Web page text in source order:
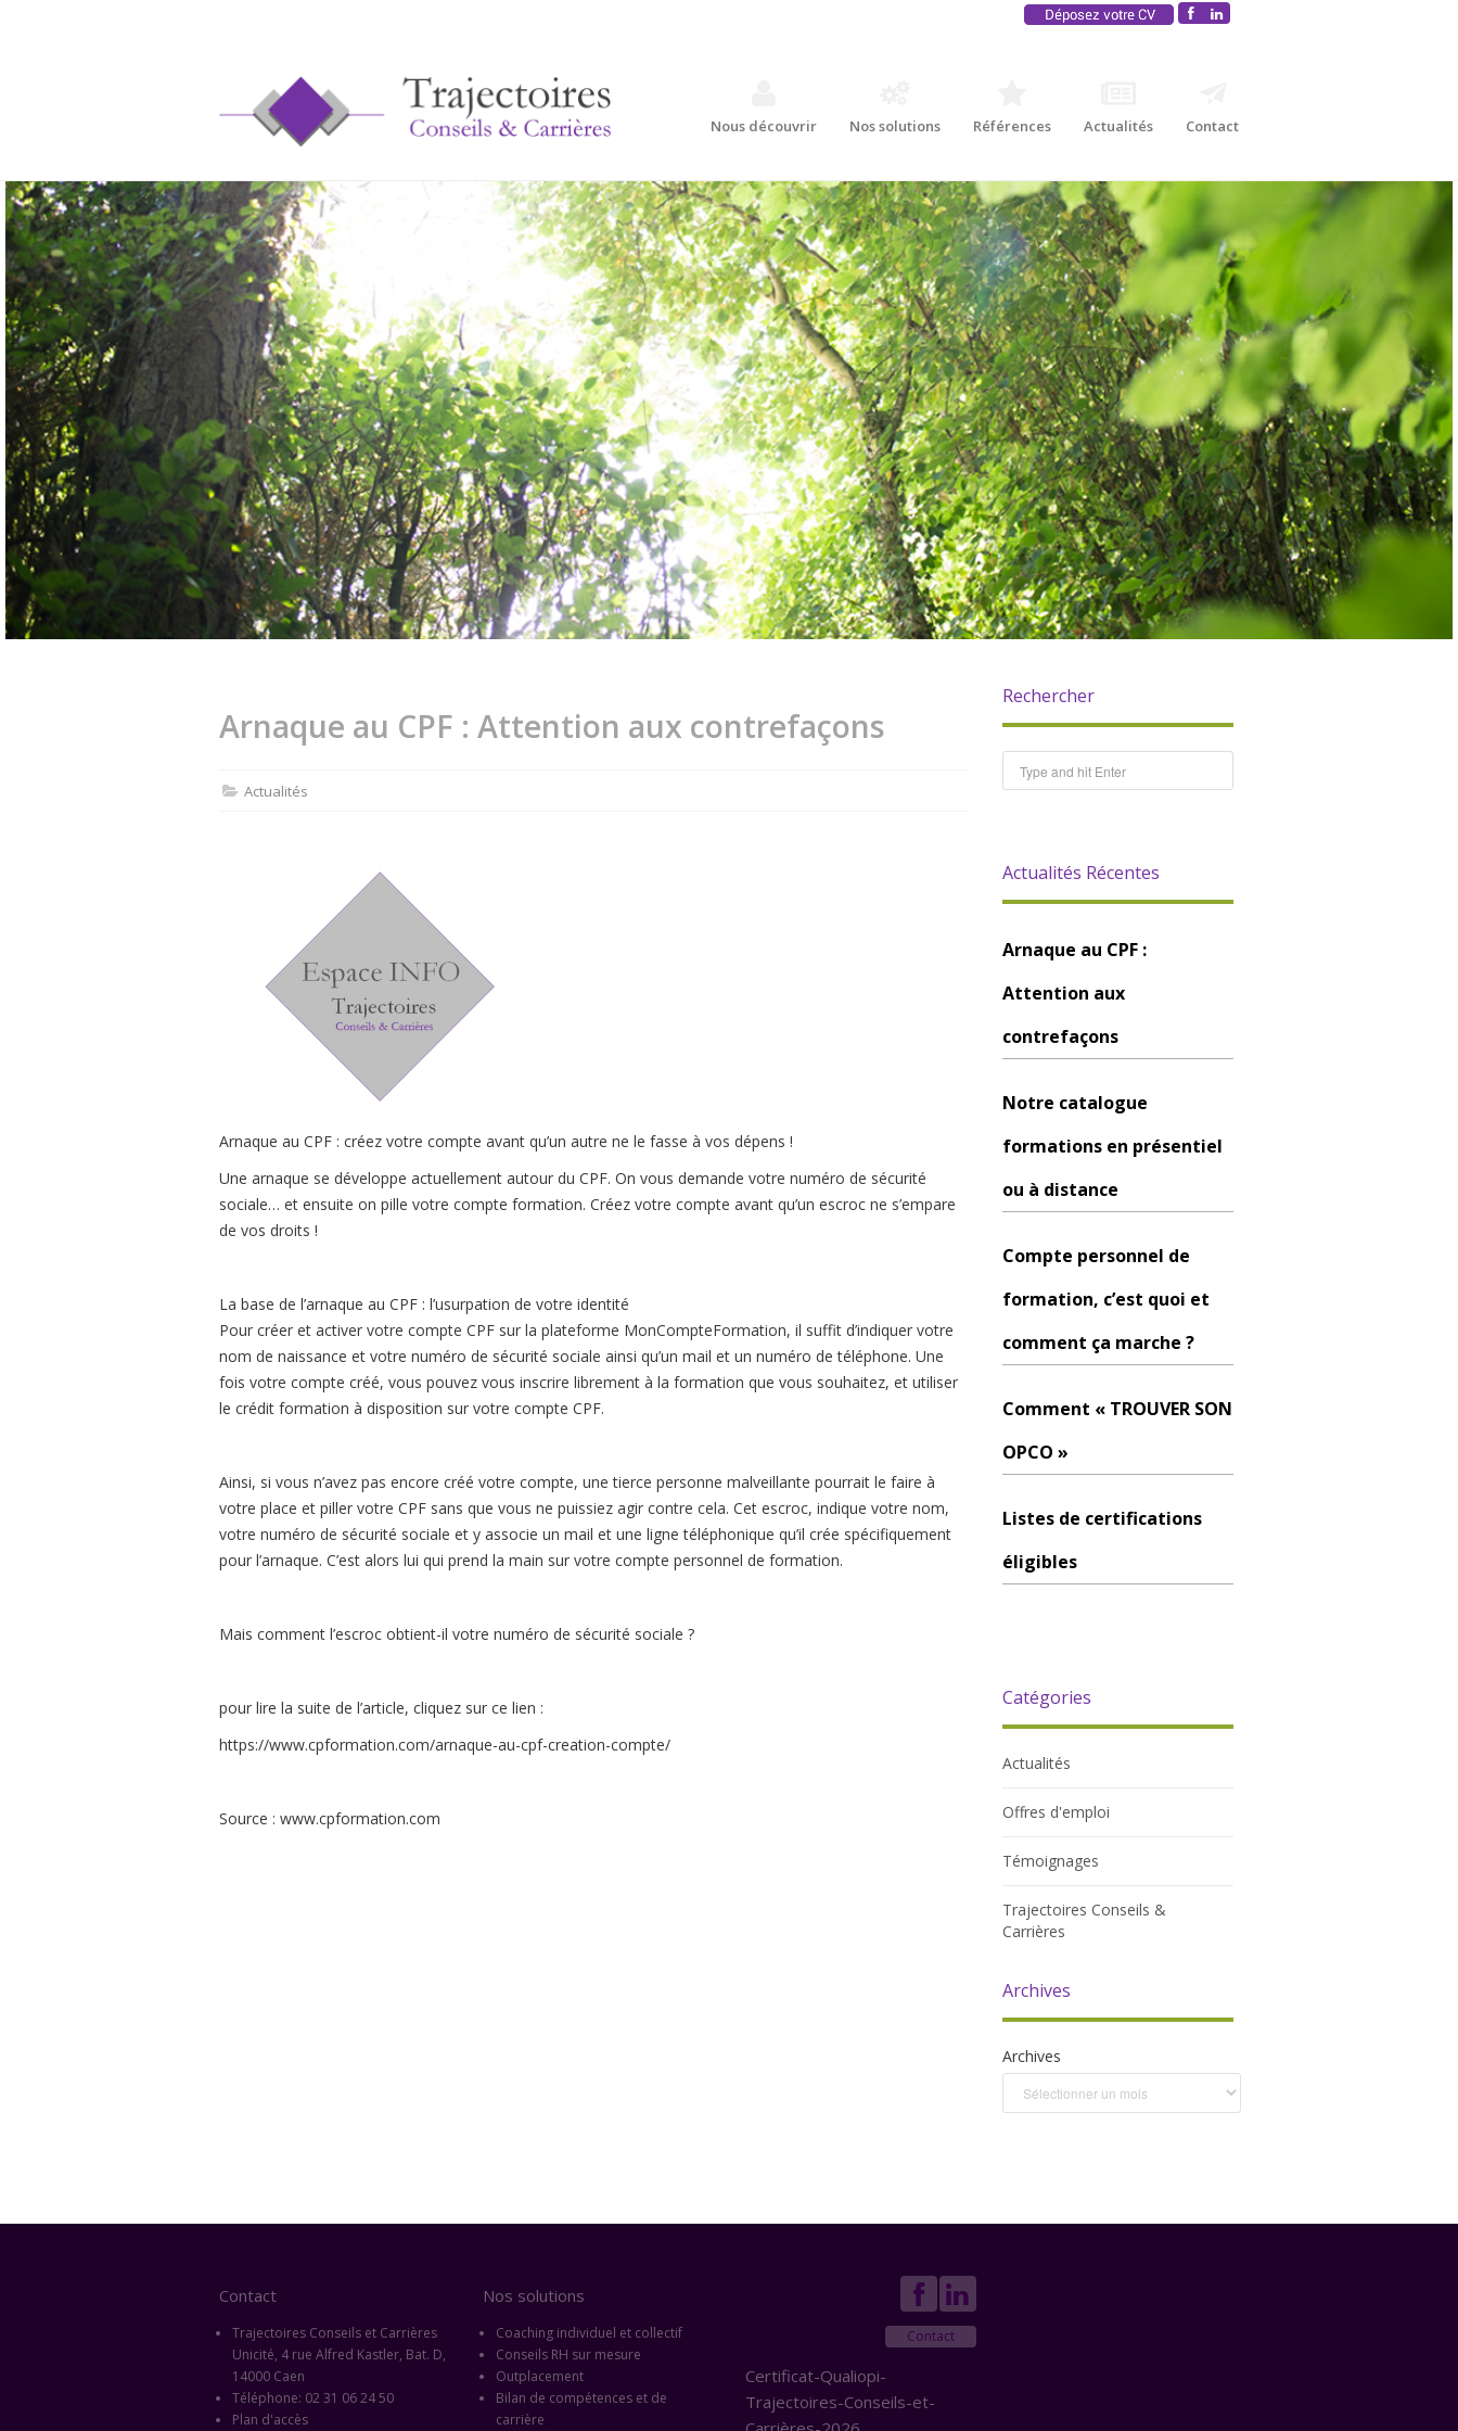
Nous découvrir Nos solutions Références Actualités Contact
Arnaque au CPF : Attention aux contrefaçons
Actualités
Arnaque au CPF : créez votre compte avant qu’un autre ne le fasse à vos dépens !
Une arnaque se développe actuellement autour du CPF. On vous demande votre numéro de sécurité
sociale… et ensuite on pille votre compte formation. Créez votre compte avant qu’un escroc ne s’empare
de vos droits !
La base de l’arnaque au CPF : l’usurpation de votre identité
Pour créer et activer votre compte CPF sur la plateforme MonCompteFormation, il suffit d’indiquer votre
nom de naissance et votre numéro de sécurité sociale ainsi qu’un mail et un numéro de téléphone. Une
fois votre compte créé, vous pouvez vous inscrire librement à la formation que vous souhaitez, et utiliser
le crédit formation à disposition sur votre compte CPF.
Ainsi, si vous n’avez pas encore créé votre compte, une tierce personne malveillante pourrait le faire à
votre place et piller votre CPF sans que vous ne puissiez agir contre cela. Cet escroc, indique votre nom,
votre numéro de sécurité sociale et y associe un mail et une ligne téléphonique qu’il crée spécifiquement
pour l’arnaque. C’est alors lui qui prend la main sur votre compte personnel de formation.
Mais comment l’escroc obtient-il votre numéro de sécurité sociale ?
pour lire la suite de l’article, cliquez sur ce lien :
https://www.cpformation.com/arnaque-au-cpf-creation-compte/
Source : www.cpformation.com
Rechercher
Actualités Récentes
Arnaque au CPF :
Attention aux
contrefaçons
Notre catalogue
formations en présentiel
ou à distance
Compte personnel de
formation, c’est quoi et
comment ça marche ?
Comment « TROUVER SON
OPCO »
Listes de certifications
éligibles
Catégories
Actualités
Offres d'emploi
Témoignages
Trajectoires Conseils &
Carrières
Archives
Archives
Contact
Trajectoires Conseils et Carrières
Unicité, 4 rue Alfred Kastler, Bat. D,
14000 Caen
Téléphone: 02 31 06 24 50
Plan d'accès
Nos solutions
Coaching individuel et collectif
Conseils RH sur mesure
Outplacement
Bilan de compétences et de
carrière
Contact
Certificat-Qualiopi-
Trajectoires-Conseils-et-